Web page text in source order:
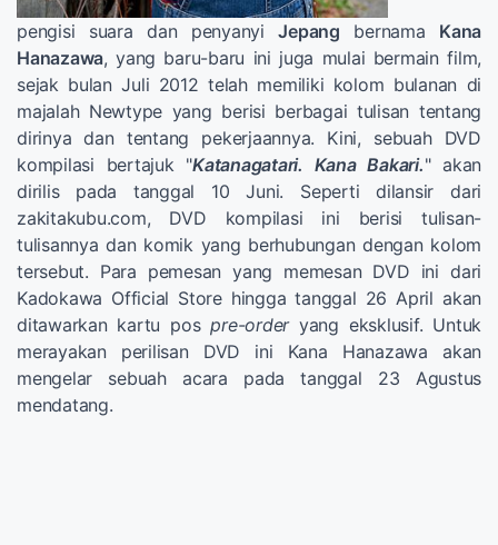
pengisi suara dan penyanyiJepang bernama Kana
Hanazawa, yang baru-baru ini juga mulai bermain film,
sejak bulan Juli 2012 telah memiliki kolom bulanan di
majalah Newtype yang berisi berbagai tulisan tentang
dirinya dan tentang pekerjaannya. Kini, sebuah DVD
kompilasi bertajuk "Katanagatari. Kana Bakari." akan
dirilis pada tanggal 10 Juni. Seperti dilansir dari
zakitakubu.com, DVD kompilasi ini berisi tulisan-
tulisannya dan komik yang berhubungan dengan kolom
tersebut. Para pemesan yang memesan DVD ini dari
Kadokawa Official Store hingga tanggal 26 April akan
ditawarkan kartu pospre-orderyang eksklusif. Untuk
merayakan perilisan DVD ini Kana Hanazawa akan
mengelar sebuah acara pada tanggal 23 Agustus
mendatang.